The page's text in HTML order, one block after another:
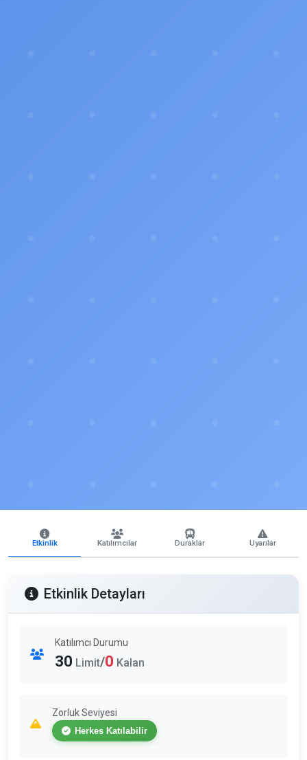
Etkinlik Katılımcılar Duraklar Uyarılar
Etkinlik Detayları
Katılımcı Durumu
30 Limit/0 Kalan
Zorluk Seviyesi
Herkes Katılabilir